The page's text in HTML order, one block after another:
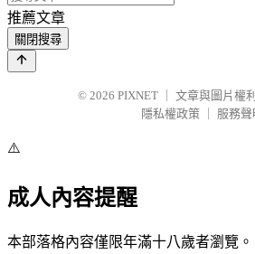
推薦文章
關閉搜尋
© 2026 PIXNET
文章與圖片權
隱私權政策
服務聲
⚠️
成人內容提醒
本部落格內容僅限年滿十八歲者瀏覽。